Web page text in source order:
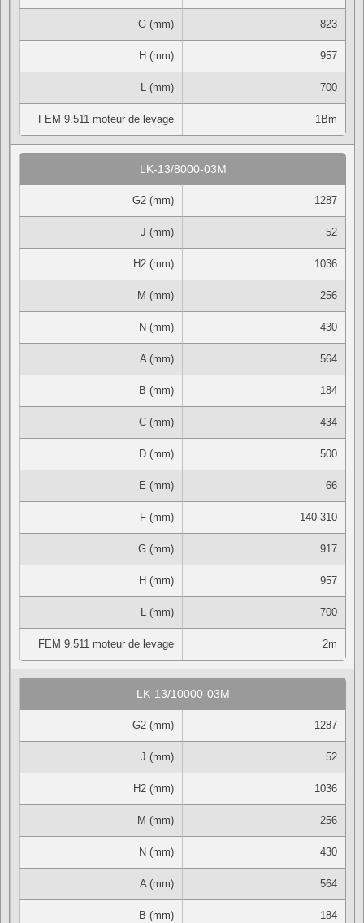
G (mm) 823
H (mm) 957
L (mm) 700
FEM 9.511 moteur de levage 1Bm
LK-13/8000-03M
G2 (mm) 1287
J (mm) 52
H2 (mm) 1036
M (mm) 256
N (mm) 430
A (mm) 564
B (mm) 184
C (mm) 434
D (mm) 500
E (mm) 66
F (mm) 140-310
G (mm) 917
H (mm) 957
L (mm) 700
FEM 9.511 moteur de levage 2m
LK-13/10000-03M
G2 (mm) 1287
J (mm) 52
H2 (mm) 1036
M (mm) 256
N (mm) 430
A (mm) 564
B (mm) 184